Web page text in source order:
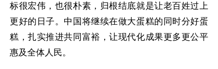
标很宏伟，也很朴素，归根结底就是让老百姓过上
更好的日子。中国将继续在做大蛋糕的同时分好蛋
糕，扎实推进共同富裕，让现代化成果更多更公平
惠及全体人民。